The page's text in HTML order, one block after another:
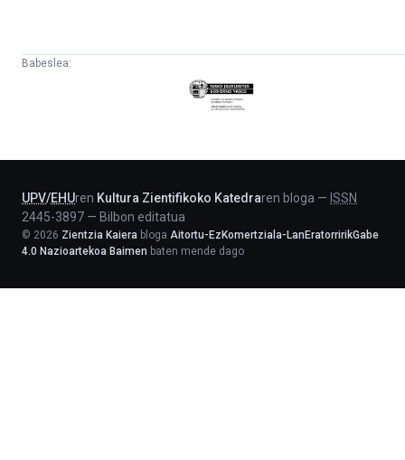
Babeslea:
Eusko
Jaurlaritza
UPV/EHUren Kultura Zientifikoko Katedraren bloga — ISSN
2445-3897 — Bilbon editatua
© 2026 Zientzia Kaiera bloga Aitortu-EzKomertziala-LanEratorririkGabe
4.0 Nazioartekoa Baimen baten mende dago